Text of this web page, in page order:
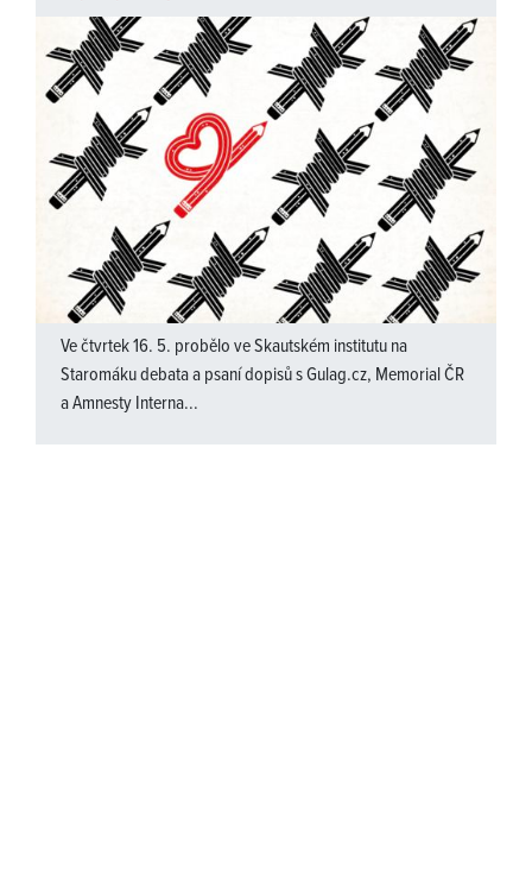
Ve čtvrtek 16. 5. probělo ve Skautském institutu na
Staromáku debata a psaní dopisů s Gulag.cz, Memorial ČR
a Amnesty Interna...